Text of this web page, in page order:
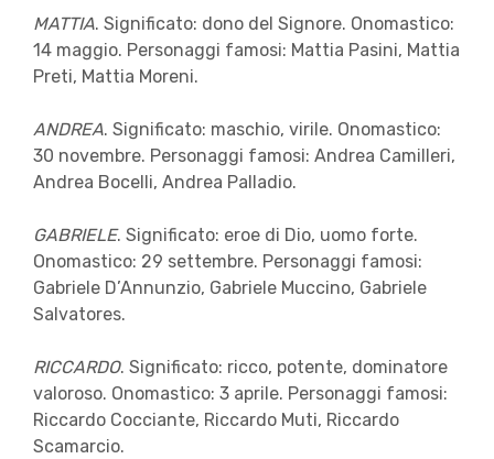
MATTIA. Significato: dono del Signore. Onomastico:
14 maggio. Personaggi famosi: Mattia Pasini, Mattia
Preti, Mattia Moreni.
ANDREA. Significato: maschio, virile. Onomastico:
30 novembre. Personaggi famosi: Andrea Camilleri,
Andrea Bocelli, Andrea Palladio.
GABRIELE. Significato: eroe di Dio, uomo forte.
Onomastico: 29 settembre. Personaggi famosi:
Gabriele D’Annunzio, Gabriele Muccino, Gabriele
Salvatores.
RICCARDO. Significato: ricco, potente, dominatore
valoroso. Onomastico: 3 aprile. Personaggi famosi:
Riccardo Cocciante, Riccardo Muti, Riccardo
Scamarcio.